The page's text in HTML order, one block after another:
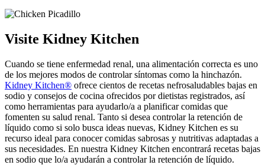
Visite Kidney Kitchen
Cuando se tiene enfermedad renal, una alimentación correcta es uno
de los mejores modos de controlar síntomas como la hinchazón.
Kidney Kitchen® ofrece cientos de recetas nefrosaludables bajas en
sodio y consejos de cocina ofrecidos por dietistas registrados, así
como herramientas para ayudarlo/a a planificar comidas que
fomenten su salud renal. Tanto si desea controlar la retención de
líquido como si solo busca ideas nuevas, Kidney Kitchen es su
recurso ideal para conocer comidas sabrosas y nutritivas adaptadas a
sus necesidades. En nuestra Kidney Kitchen encontrará recetas bajas
en sodio que lo/a ayudarán a controlar la retención de líquido.